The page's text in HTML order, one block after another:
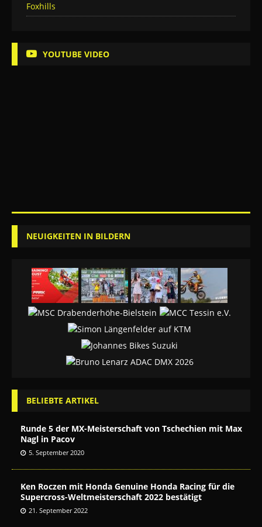
Foxhills
YOUTUBE VIDEO
NEUIGKEITEN IN BILDERN
BELIEBTE ARTIKEL
Runde 5 der MX-Meisterschaft von Tschechien mit Max
Nagl in Pacov
5. September 2020
Ken Roczen mit Honda Genuine Honda Racing für die
Supercross-Weltmeisterschaft 2022 bestätigt
21. September 2022